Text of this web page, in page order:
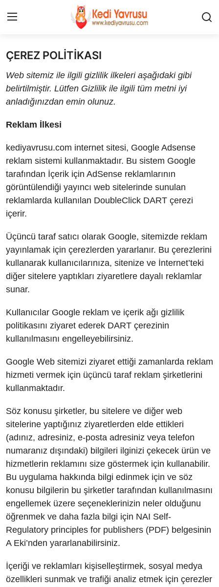
Giriş
İLETİŞİM
HAKKIMIZDA
REKLAM
KEDİ CİNSLERİ
KEDİPEDİA
KEDİ BAKIMI
KEDİ MAMASI
VETERİNERLER
ÇEREZ POLİTİKASI
Web sitemiz ile ilgili gizlilik ilkeleri aşağıdaki gibi
belirtilmiştir. Lütfen Gizlilik ile ilgili tüm metni iyi
anladığınızdan emin olunuz.
Reklam İlkesi
kediyavrusu.com internet sitesi, Google Adsense
reklam sistemi kullanmaktadır. Bu sistem Google
tarafından İçerik için AdSense reklamlarının
görüntülendiği yayıncı web sitelerinde sunulan
reklamlarda kullanılan DoubleClick DART çerezi
içerir.
Üçüncü taraf satıcı olarak Google, sitemizde reklam
yayınlamak için çerezlerden yararlanır. Bu çerezlerini
kullanarak kullanıcılarınıza, sitenize ve İnternet’teki
diğer sitelere yaptıkları ziyaretlere dayalı reklamlar
sunar.
Kullanıcılar Google reklam ve içerik ağı gizlilik
politikasını ziyaret ederek DART çerezinin
kullanılmasını engelleyebilirsiniz.
Google Web sitemizi ziyaret ettiği zamanlarda reklam
hizmeti vermek için üçüncü taraf reklam şirketlerini
kullanmaktadır.
Söz konusu şirketler, bu sitelere ve diğer web
sitelerine yaptığınız ziyaretlerden elde ettikleri
(adınız, adresiniz, e-posta adresiniz veya telefon
numaranız dışındaki) bilgileri ilginizi çekecek ürün ve
hizmetlerin reklamını size göstermek için kullanabilir.
Bu uygulama hakkında bilgi edinmek için ve söz
konusu bilgilerin bu şirketler tarafından kullanılmasını
engellemek üzere seçeneklerinizin neler olduğunu
öğrenmek ve daha fazla bilgi için NAI Self-
Regulatory principles for publishers (PDF) belgesinin
A Eki’nden yararlanabilirsiniz.
İçeriği ve reklamları kişiselleştirmek, sosyal medya
özellikleri sunmak ve trafiği analiz etmek için çerezler